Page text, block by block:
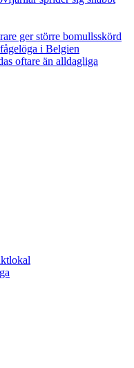
ger större bomullsskörd
i Belgien
oftare än alldagliga